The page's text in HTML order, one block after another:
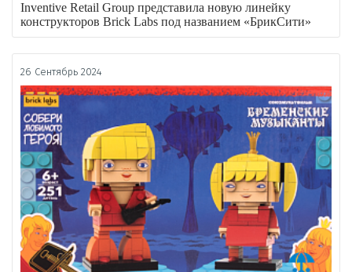
Inventive Retail Group представила новую линейку
конструкторов Brick Labs под названием «БрикСити»
26 Сентябрь 2024